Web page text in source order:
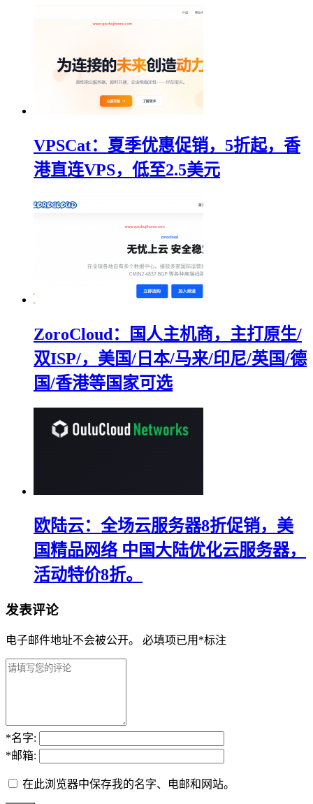
VPSCat：夏季优惠促销，5折起，香
港直连VPS，低至2.5美元
ZoroCloud：国人主机商，主打原生/
双ISP/，美国/日本/马来/印尼/英国/德
国/香港等国家可选
欧陆云：全场云服务器8折促销，美
国精品网络 中国大陆优化云服务器，
活动特价8折。
发表评论
电子邮件地址不会被公开。 必填项已用 *标注
*名字:
*邮箱:
在此浏览器中保存我的名字、电邮和网站。